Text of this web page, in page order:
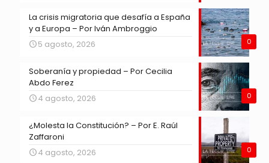
0
La crisis migratoria que desafía a España
y a Europa – Por Iván Ambroggio
5 agosto, 2026
0
Soberanía y propiedad – Por Cecilia
Abdo Ferez
4 agosto, 2026
0
¿Molesta la Constitución? – Por E. Raúl
Zaffaroni
4 agosto, 2026